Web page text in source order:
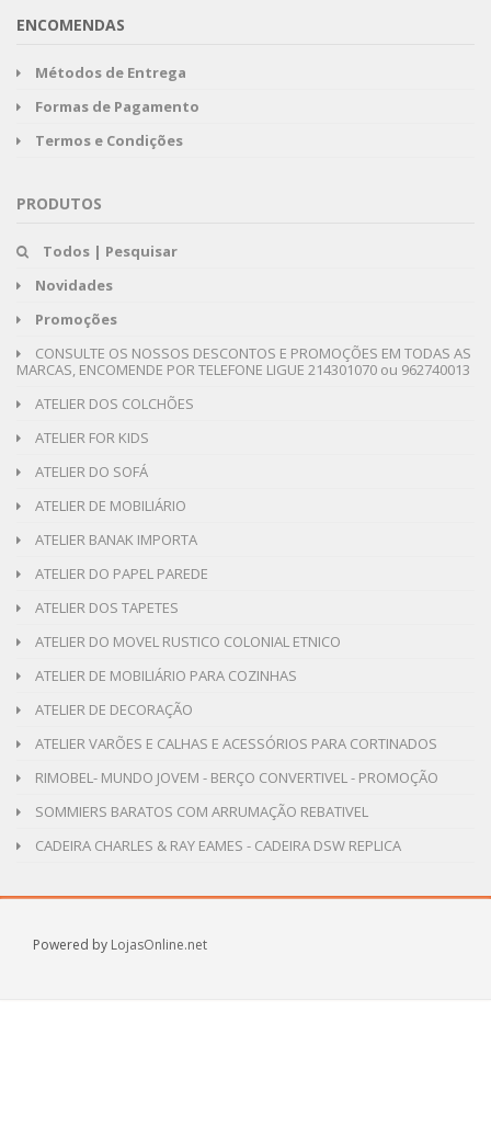
ENCOMENDAS
Métodos de Entrega
Formas de Pagamento
Termos e Condições
PRODUTOS
Todos | Pesquisar
Novidades
Promoções
CONSULTE OS NOSSOS DESCONTOS E PROMOÇÕES EM TODAS AS
MARCAS, ENCOMENDE POR TELEFONE LIGUE 214301070 ou 962740013
ATELIER DOS COLCHÕES
ATELIER FOR KIDS
ATELIER DO SOFÁ
ATELIER DE MOBILIÁRIO
ATELIER BANAK IMPORTA
ATELIER DO PAPEL PAREDE
ATELIER DOS TAPETES
ATELIER DO MOVEL RUSTICO COLONIAL ETNICO
ATELIER DE MOBILIÁRIO PARA COZINHAS
ATELIER DE DECORAÇÃO
ATELIER VARÕES E CALHAS E ACESSÓRIOS PARA CORTINADOS
RIMOBEL- MUNDO JOVEM - BERÇO CONVERTIVEL - PROMOÇÃO
SOMMIERS BARATOS COM ARRUMAÇÃO REBATIVEL
CADEIRA CHARLES & RAY EAMES - CADEIRA DSW REPLICA
Powered by LojasOnline.net